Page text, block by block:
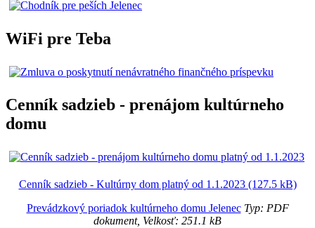
WiFi pre Teba
Cenník sadzieb - prenájom kultúrneho
domu
Cenník sadzieb - Kultúrny dom platný od 1.1.2023 (127.5 kB)
Prevádzkový poriadok kultúrneho domu JelenecTyp: PDF
dokument, Velkosť: 251.1 kB